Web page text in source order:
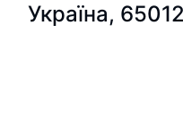
Україна,